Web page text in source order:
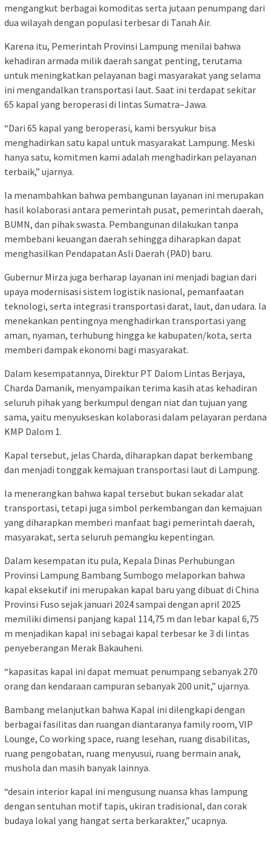
mengangkut berbagai komoditas serta jutaan penumpang dari
dua wilayah dengan populasi terbesar di Tanah Air.
Karena itu, Pemerintah Provinsi Lampung menilai bahwa
kehadiran armada milik daerah sangat penting, terutama
untuk meningkatkan pelayanan bagi masyarakat yang selama
ini mengandalkan transportasi laut. Saat ini terdapat sekitar
65 kapal yang beroperasi di lintas Sumatra–Jawa.
“Dari 65 kapal yang beroperasi, kami bersyukur bisa
menghadirkan satu kapal untuk masyarakat Lampung. Meski
hanya satu, komitmen kami adalah menghadirkan pelayanan
terbaik,” ujarnya.
Ia menambahkan bahwa pembangunan layanan ini merupakan
hasil kolaborasi antara pemerintah pusat, pemerintah daerah,
BUMN, dan pihak swasta. Pembangunan dilakukan tanpa
membebani keuangan daerah sehingga diharapkan dapat
menghasilkan Pendapatan Asli Daerah (PAD) baru.
Gubernur Mirza juga berharap layanan ini menjadi bagian dari
upaya modernisasi sistem logistik nasional, pemanfaatan
teknologi, serta integrasi transportasi darat, laut, dan udara. Ia
menekankan pentingnya menghadirkan transportasi yang
aman, nyaman, terhubung hingga ke kabupaten/kota, serta
memberi dampak ekonomi bagi masyarakat.
Dalam kesempatannya, Direktur PT Dalom Lintas Berjaya,
Charda Damanik, menyampaikan terima kasih atas kehadiran
seluruh pihak yang berkumpul dengan niat dan tujuan yang
sama, yaitu menyukseskan kolaborasi dalam pelayaran perdana
KMP Dalom 1.
Kapal tersebut, jelas Charda, diharapkan dapat berkembang
dan menjadi tonggak kemajuan transportasi laut di Lampung.
Ia menerangkan bahwa kapal tersebut bukan sekadar alat
transportasi, tetapi juga simbol perkembangan dan kemajuan
yang diharapkan memberi manfaat bagi pemerintah daerah,
masyarakat, serta seluruh pemangku kepentingan.
Dalam kesempatan itu pula, Kepala Dinas Perhubungan
Provinsi Lampung Bambang Sumbogo melaporkan bahwa
kapal eksekutif ini merupakan kapal baru yang dibuat di China
Provinsi Fuso sejak januari 2024 sampai dengan april 2025
memiliki dimensi panjang kapal 114,75 m dan lebar kapal 6,75
m menjadikan kapal ini sebagai kapal terbesar ke 3 di lintas
penyeberangan Merak Bakauheni.
“kapasitas kapal ini dapat memuat penumpang sebanyak 270
orang dan kendaraan campuran sebanyak 200 unit,” ujarnya.
Bambang melanjutkan bahwa Kapal ini dilengkapi dengan
berbagai fasilitas dan ruangan diantaranya family room, VIP
Lounge, Co working space, ruang lesehan, ruang disabilitas,
ruang pengobatan, ruang menyusui, ruang bermain anak,
mushola dan masih banyak lainnya.
“desain interior kapal ini mengusung nuansa khas lampung
dengan sentuhan motif tapis, ukiran tradisional, dan corak
budaya lokal yang hangat serta berkarakter,” ucapnya.